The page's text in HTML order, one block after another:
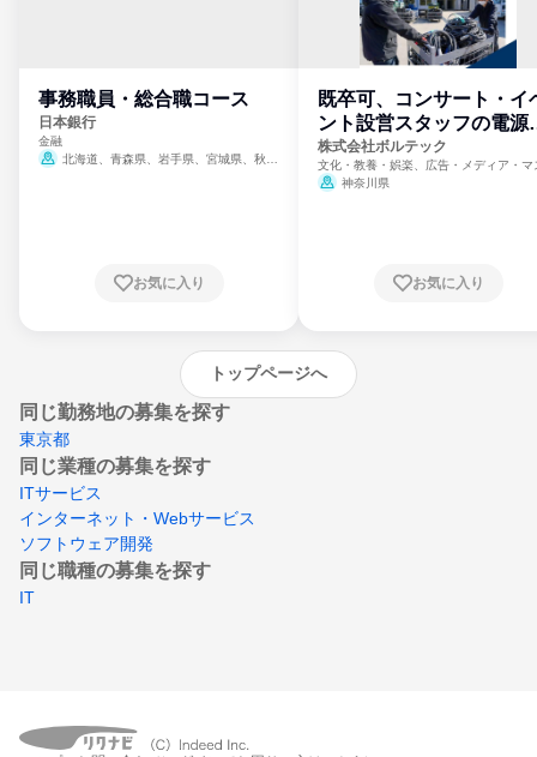
事務職員・総合職コース
日本銀行
金融
北海道、青森県、岩手県、宮城県、秋田
崎県、熊本県、大分県、宮崎県、鹿児島県、
お気に入り
既卒可、コンサート・イ
ント設営スタッフの電源
門
株式会社ボルテック
文化・教養・娯楽、広告・メディア・マ
ミ、電力・ガス・水道・エネルギー
神奈川県
お気に入り
トップページへ
同じ勤務地の募集を探す
東京都
同じ業種の募集を探す
ITサービス
インターネット・Webサービス
ソフトウェア開発
同じ職種の募集を探す
IT